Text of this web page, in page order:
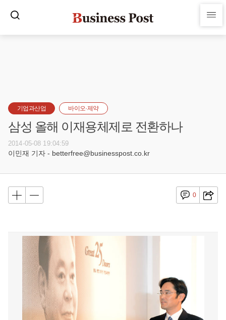
기업과산업 바이오·제약
삼성 올해 이재용체제로 전환하나
2014-05-08 19:04:59
이민재 기자 - betterfree@businesspost.co.kr
0